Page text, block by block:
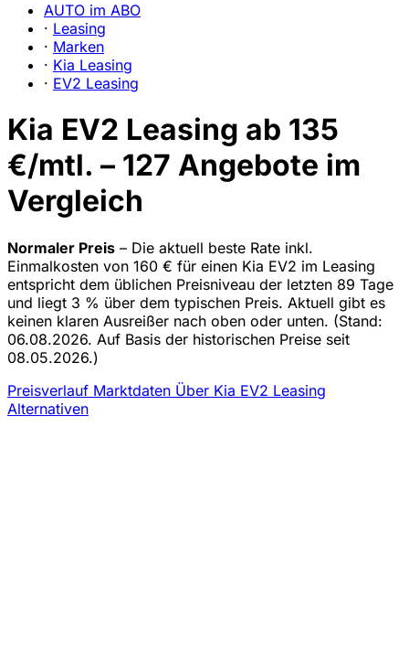
AUTO im ABO
· Leasing
· Marken
· Kia Leasing
· EV2 Leasing
Kia EV2 Leasing ab 135
€/mtl. – 127 Angebote im
Vergleich
Normaler Preis – Die aktuell beste Rate inkl.
Einmalkosten von 160 € für einen Kia EV2 im Leasing
entspricht dem üblichen Preisniveau der letzten 89 Tage
und liegt 3 % über dem typischen Preis. Aktuell gibt es
keinen klaren Ausreißer nach oben oder unten. (Stand:
06.08.2026. Auf Basis der historischen Preise seit
08.05.2026.)
Preisverlauf Marktdaten Über Kia EV2 Leasing
Alternativen